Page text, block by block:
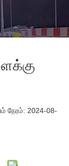
நேரம்: 2024-08-